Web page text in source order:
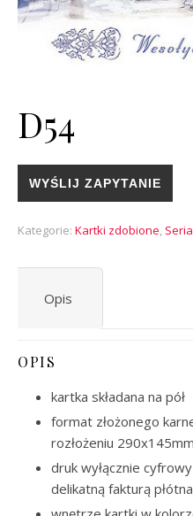
D54
WYŚLIJ ZAPYTANIE
Kategorie: Kartki zdobione,
Opis
OPIS
kartka składana na pół
format złożonego
rozłożeniu 290x145mm
druk wyłącznie
delikatną fakturą płótna